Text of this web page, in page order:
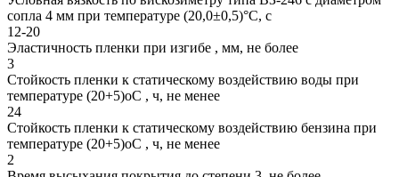
сопла 4 мм при температуре (20,0±0,5)°С, с
12-20
Эластичность пленки при изгибе , мм, не более
3
Стойкость пленки к статическому воздействию воды при
температуре (20+5)оС , ч, не менее
24
Стойкость пленки к статическому воздействию бензина при
температуре (20+5)оС , ч, не менее
2